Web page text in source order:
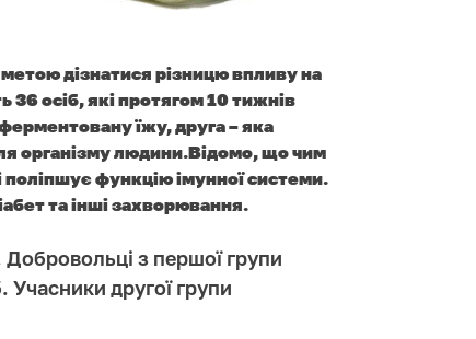
дізнатися різницю впливу на
36 осіб, які протягом 10 тижнів
їжу, друга – яка
організму людини.Відомо, що чим
поліпшує функцію імунної системи.
та інші захворювання.
з першої групи
другої групи